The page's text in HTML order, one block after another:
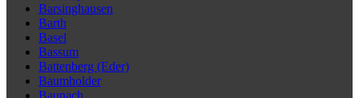
Barsinghausen
Barth
Basel
Bassum
Battenberg (Eder)
Baumholder